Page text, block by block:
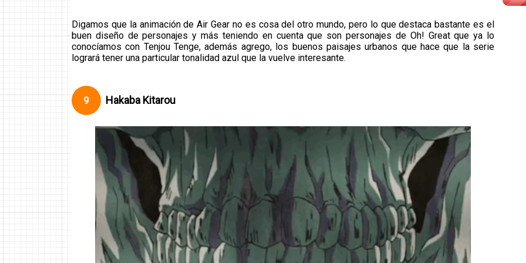
Digamos que la animación de Air Gear no es cosa del otro mundo, pero lo que destaca bastante es el
buen diseño de personajes y más teniendo en cuenta que son personajes de Oh! Great que ya lo
conocíamos con Tenjou Tenge, además agrego, los buenos paisajes urbanos que hace que la serie
logrará tener una particular tonalidad azul que la vuelve interesante.
9 Hakaba Kitarou